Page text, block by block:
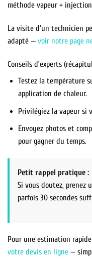
méthode vapeur +
La visite d’un technicien
adapté — voir notre page
Conseils d’experts
Testez la température
application de chaleur.
Privilégiez la vapeur si
Envoyez photos et
pour gagner du temps.
Petit rappel pratique :
Si vous doutez, prenez
parfois 30 secondes
Pour une estimation
votre devis en ligne —